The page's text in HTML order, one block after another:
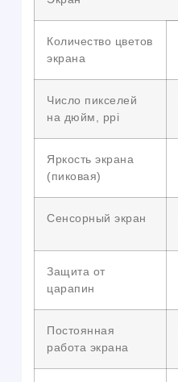
Количество цветов
экрана
Число пикселей
на дюйм, ppi
Яркость экрана
(пиковая)
Сенсорный экран
Защита от
царапин
Постоянная
работа экрана